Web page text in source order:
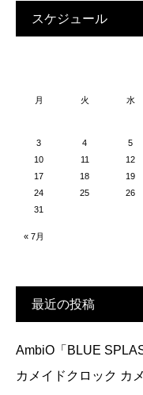
スケジュール
月 火 水
3
4 5
10
11 12
17
18 19
24
25 26
31
« 7月
最近の投稿
AmbiO「BLUE
カメイドクロック カ